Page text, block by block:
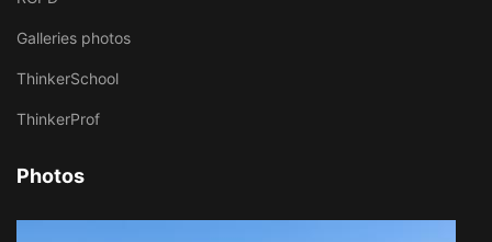
Galleries photos
ThinkerSchool
ThinkerProf
Photos